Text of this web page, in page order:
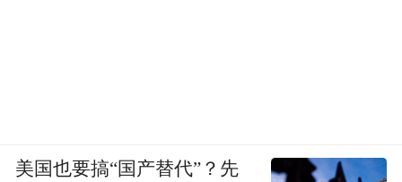
美国也要搞“国产替代”？先